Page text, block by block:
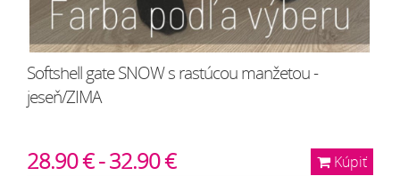
Softshell gate SNOW s rastúcou manžetou -
jeseň/ZIMA
Kúpiť
28.90 € - 32.90 €